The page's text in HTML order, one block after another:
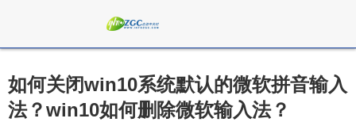
如何关闭win10系统默认的微软拼音输入
法？win10如何删除微软输入法？